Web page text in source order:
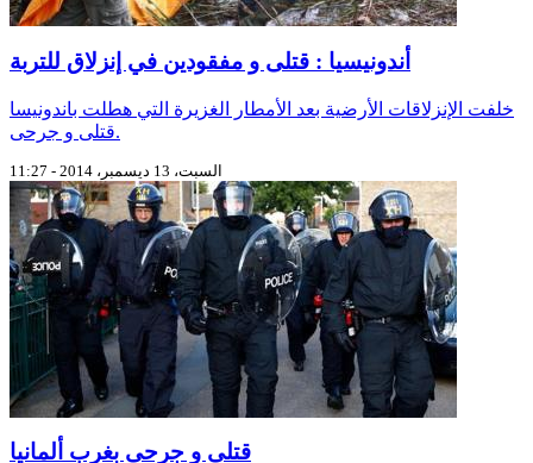
أندونيسيا : قتلى و مفقودين في إنزلاق للتربة
خلفت الإنزلاقات الأرضية بعد الأمطار الغزيرة التي هطلت باندونيسا
قتلى و جرحى.
السبت، 13 ديسمبر، 2014 - 11:27
قتلى و جرحى بغرب ألمانيا